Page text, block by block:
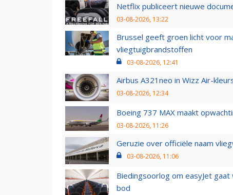
Netflix publiceert nieuwe
03-08-2026, 13:22
Brussel geeft groen licht voor
vliegtuigbrandstoffen
03-08-2026, 12:41
Airbus A321neo in Wizz Air-
03-08-2026, 12:34
Boeing 737 MAX maakt
03-08-2026, 11:26
Geruzie over officiële naam
03-08-2026, 11:06
Biedingsoorlog om easyJet
bod